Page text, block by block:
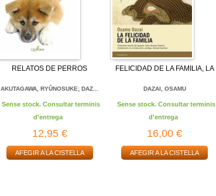
RELATOS DE PERROS
AKUTAGAWA, RYÛNOSUKE; DAZ...
Sense stock. Consultar terminis
d'entrega
12,95 €
AFEGIR A LA CISTELLA
FELICIDAD DE LA FAMILIA, LA
DAZAI, OSAMU
Sense stock. Consultar terminis
d'entrega
16,00 €
AFEGIR A LA CISTELLA